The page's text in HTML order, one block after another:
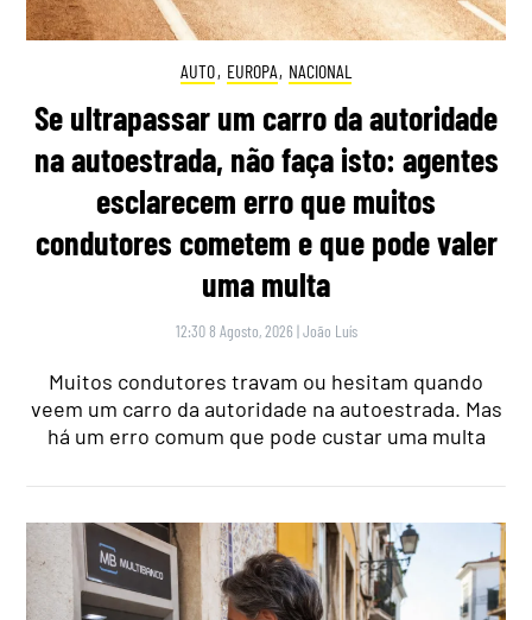
AUTO, EUROPA, NACIONAL
Se ultrapassar um carro da autoridade
na autoestrada, não faça isto: agentes
esclarecem erro que muitos
condutores cometem e que pode valer
uma multa
12:30 8 Agosto, 2026 |João Luís
Muitos condutores travam ou hesitam quando
veem um carro da autoridade na autoestrada. Mas
há um erro comum que pode custar uma multa